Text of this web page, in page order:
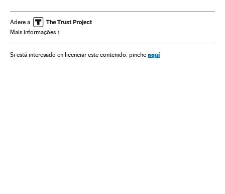
Estado Islâmico Assassinatos múltiplos
Grupos sociais
Preconceitos Problemas sociais Sociedade
Adere a
Mais informações
Si está interesado en licenciar este contenido, pinche aquí